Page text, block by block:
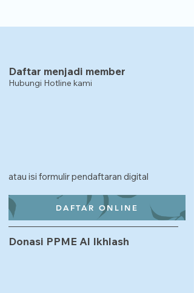
Daftar menjadi member
Hubungi Hotline kami
atau isi formulir pendaftaran digital
DAFTAR ONLINE
Donasi PPME Al Ikhlash